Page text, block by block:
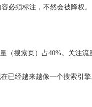
必须标注，不然会被降权。
（搜索页）占40%。关注流
已经越来越像一个搜索引